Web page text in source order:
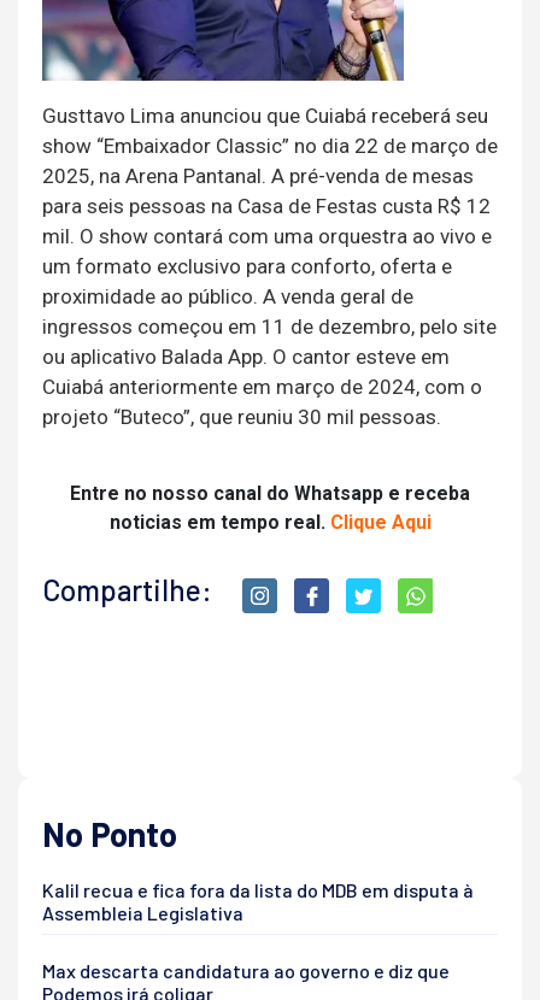
Gusttavo Lima anunciou que Cuiabá receberá seu
show “Embaixador Classic” no dia 22 de março de
2025, na Arena Pantanal. A pré-venda de mesas
para seis pessoas na Casa de Festas custa R$ 12
mil. O show contará com uma orquestra ao vivo e
um formato exclusivo para conforto, oferta e
proximidade ao público. A venda geral de
ingressos começou em 11 de dezembro, pelo site
ou aplicativo Balada App. O cantor esteve em
Cuiabá anteriormente em março de 2024, com o
projeto “Buteco”, que reuniu 30 mil pessoas.
Entre no nosso canal do Whatsapp e receba
noticias em tempo real. Clique Aqui
Compartilhe:
No Ponto
Kalil recua e fica fora da lista do MDB em disputa à
Assembleia Legislativa
Max descarta candidatura ao governo e diz que
Podemos irá coligar